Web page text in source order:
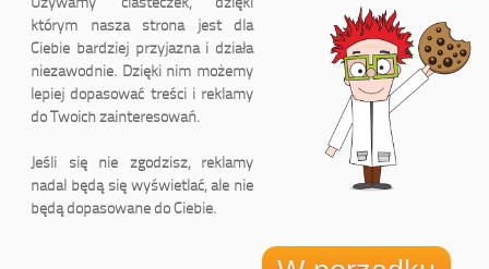
DrTusz Sp. z o.o.
(Pasaż handlowy LIDER)
15-888 Białystok, Polska
którym nasza strona jest dla
Ciebie bardziej przyjazna i działa
niezawodnie. Dzięki nim możemy
lepiej dopasować treści i reklamy
do Twoich zainteresowań.
Jeśli się nie zgodzisz, reklamy
nadal będą się wyświetlać, ale nie
będą dopasowane do Ciebie.